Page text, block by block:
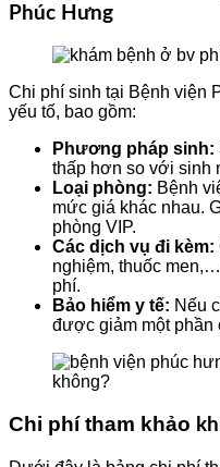
Phúc Hưng
Chi phí sinh tại Bệnh viện
yếu tố, bao gồm:
Phương pháp sinh:
thấp hơn so với sinh
Loại phòng: Bệnh
mức giá khác nhau.
phòng VIP.
Các dịch vụ đi kèm:
nghiệm, thuốc
phí.
Bảo hiểm y tế: Nếu
được giảm một phần
Chi phí tham khảo